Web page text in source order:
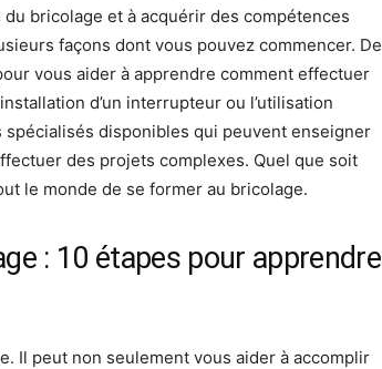
bricolage et à acquérir des compétences
façons dont vous pouvez commencer. De
vous aider à apprendre comment effectuer
d’un interrupteur ou l’utilisation
disponibles qui peuvent enseigner
des projets complexes. Quel que soit
le monde de se former au bricolage.
: 10 étapes pour apprendre
Il peut non seulement vous aider à accomplir